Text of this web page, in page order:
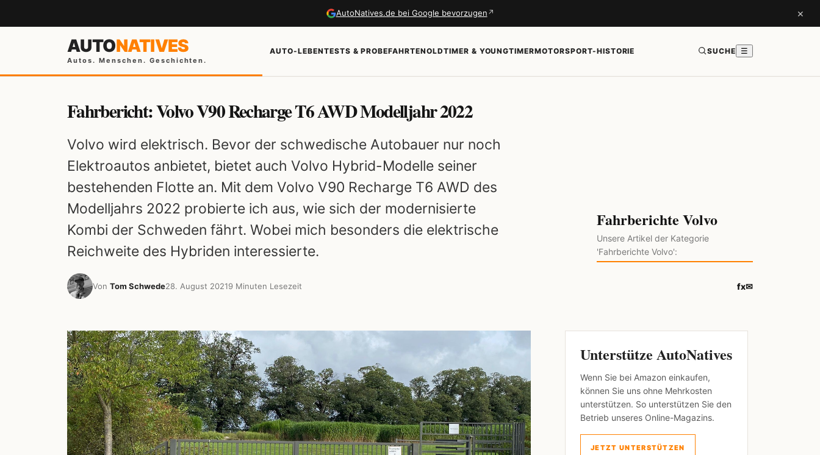
AutoNatives.de bei Google bevorzugen ↗ ×
AUTONATIVES
Autos. Menschen. Geschichten.
AUTO-LEBENTESTS & PROBEFAHRTENOLDTIMER & YOUNGTIMERMOTORSPORT-HISTORIE SUCHE ☰
Fahrbericht: Volvo V90 Recharge T6 AWD Modelljahr 2022
Volvo wird elektrisch. Bevor der schwedische Autobauer nur noch
Elektroautos anbietet, bietet auch Volvo Hybrid-Modelle seiner
bestehenden Flotte an. Mit dem Volvo V90 Recharge T6 AWD des
Modelljahrs 2022 probierte ich aus, wie sich der modernisierte
Kombi der Schweden fährt. Wobei mich besonders die elektrische
Reichweite des Hybriden interessierte.
Fahrberichte Volvo
Unsere Artikel der Kategorie
'Fahrberichte Volvo':
Von Tom Schwede28. August 20219 Minuten Lesezeit fx✉
Unterstütze AutoNatives
Wenn Sie bei Amazon einkaufen,
können Sie uns ohne Mehrkosten
unterstützen. So unterstützen Sie den
Betrieb unseres Online-Magazins.
JETZT UNTERSTÜTZEN